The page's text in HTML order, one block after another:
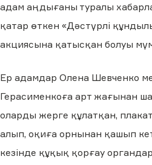
адам аңдығаны туралы
қатар өткен «Дәстүрлі
акциясына қатысқан болуы
Ер адамдар Олена Шевченко
Герасименкоға арт жағынан
оларды жерге құлатқан,
алып, оқиға орнынан қашып
кезінде құқық қорғау